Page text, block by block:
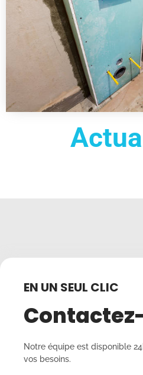
EN UN SEUL CLIC
Notre équipe est disponible
vos besoins.